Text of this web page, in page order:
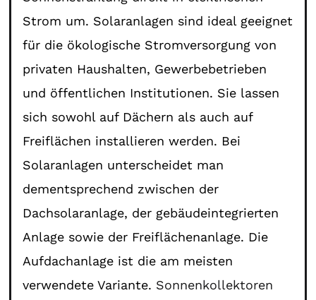
Strom um. Solaranlagen sind ideal geeignet
für die ökologische Stromversorgung von
privaten Haushalten, Gewerbebetrieben
und öffentlichen Institutionen. Sie lassen
sich sowohl auf Dächern als auch auf
Freiflächen installieren werden. Bei
Solaranlagen unterscheidet man
dementsprechend zwischen der
Dachsolaranlage, der gebäudeintegrierten
Anlage sowie der Freiflächenanlage. Die
Aufdachanlage ist die am meisten
verwendete Variante. Sonnenkollektoren